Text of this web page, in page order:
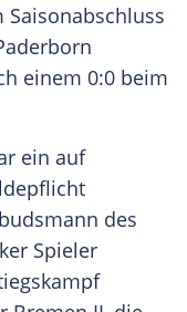
Saisonabschluss
einem 0:0 beim
ein auf
des
Spieler